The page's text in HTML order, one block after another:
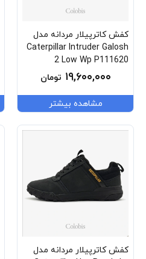
کفش کاترپیلار مردانه مدل
Caterpillar Intruder Galosh
2 Low Wp P111620
۱۹,۶۰۰,۰۰۰ تومان
مشاهده بیشتر
کفش کاترپیلار مردانه مدل